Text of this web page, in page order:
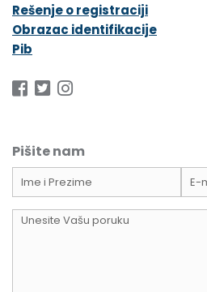
Rešenje o registraciji
Obrazac identifikacije
Pib
Pišite nam